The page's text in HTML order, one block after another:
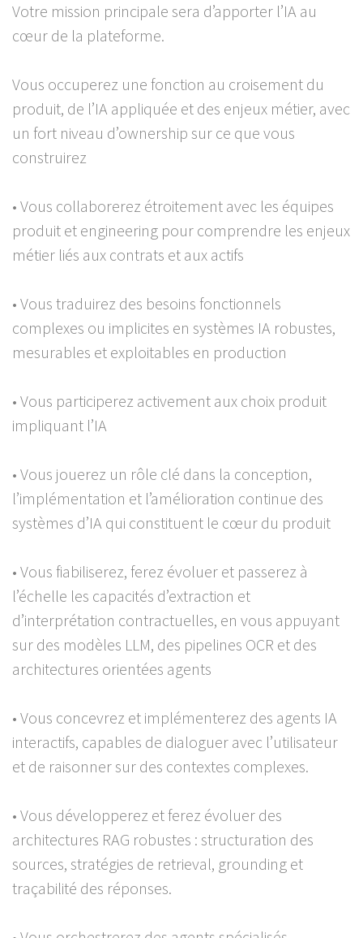
Votre mission principale sera d’apporter l’IA au
cœur de la plateforme.
Vous occuperez une fonction au croisement du
produit, de l’IA appliquée et des enjeux métier, avec
un fort niveau d’ownership sur ce que vous
construirez
• Vous collaborerez étroitement avec les équipes
produit et engineering pour comprendre les enjeux
métier liés aux contrats et aux actifs
• Vous traduirez des besoins fonctionnels
complexes ou implicites en systèmes IA robustes,
mesurables et exploitables en production
• Vous participerez activement aux choix produit
impliquant l’IA
• Vous jouerez un rôle clé dans la conception,
l’implémentation et l’amélioration continue des
systèmes d’IA qui constituent le cœur du produit
• Vous fiabiliserez, ferez évoluer et passerez à
l’échelle les capacités d’extraction et
d’interprétation contractuelles, en vous appuyant
sur des modèles LLM, des pipelines OCR et des
architectures orientées agents
• Vous concevrez et implémenterez des agents IA
interactifs, capables de dialoguer avec l’utilisateur
et de raisonner sur des contextes complexes.
• Vous développerez et ferez évoluer des
architectures RAG robustes : structuration des
sources, stratégies de retrieval, grounding et
traçabilité des réponses.